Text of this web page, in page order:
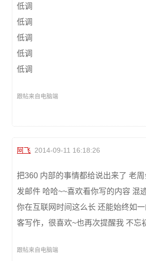
低调
低调
低调
低调
低调
跟帖来自电脑端
阿飞 2014-09-11 16:18:26
把360 内部的事情都给说出来了 老
发邮件 哈哈~~喜欢看你写的内容 混
你在互联网时间这么长 还能始终如
客写作，很喜欢~也再次提醒我 不忘
跟帖来自电脑端